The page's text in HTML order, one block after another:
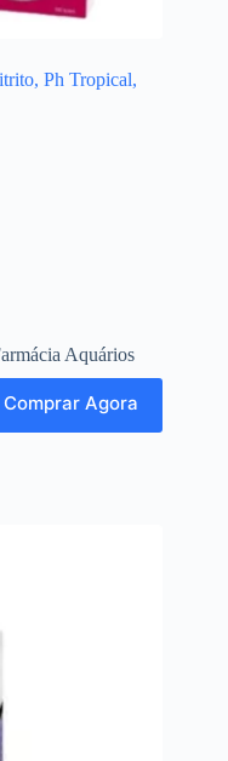
Ph Tropical,
Aquários
Comprar Agora